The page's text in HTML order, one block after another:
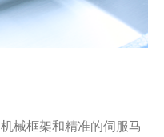
械框架和精准的伺服马